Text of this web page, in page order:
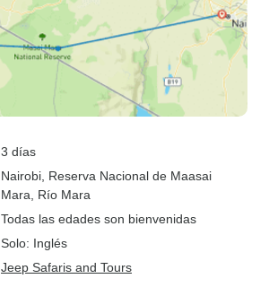
3 días
Nairobi , Reserva Nacional de Maasai
Mara , Río Mara
Todas las edades son bienvenidas
Solo: Inglés
Jeep Safaris and Tours